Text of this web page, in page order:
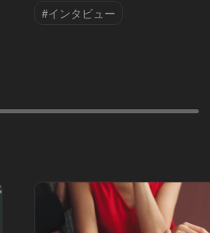
#インタビュー